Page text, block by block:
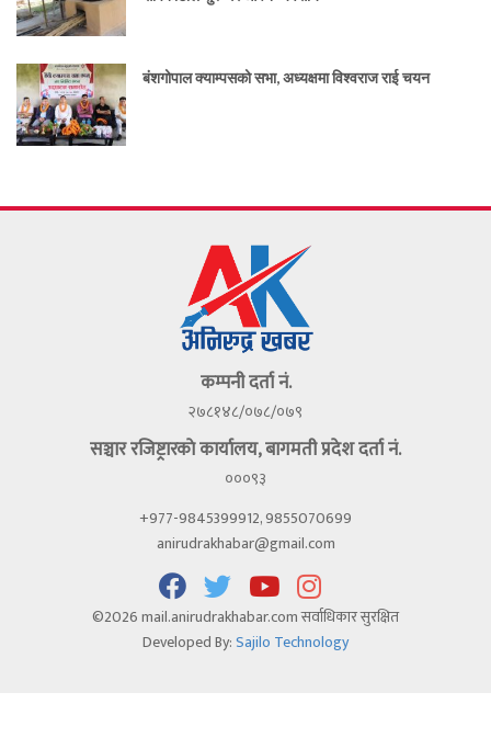
बंशगोपाल क्याम्पसको सभा, अध्यक्षमा विश्वराज राई चयन
कम्पनी दर्ता नं.
२७८१४८/०७८/०७९
सञ्चार रजिष्ट्रारकाे कार्यालय, बागमती प्रदेश दर्ता नं.
०००९३
+977-9845399912, 9855070699
anirudrakhabar@gmail.com
©2026 mail.anirudrakhabar.com सर्वाधिकार सुरक्षित
Developed By:Sajilo Technology